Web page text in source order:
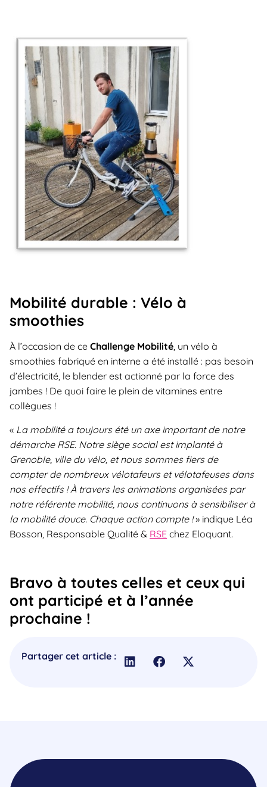
Mobilité durable : Vélo à
smoothies
À l’occasion de ce Challenge Mobilité, un vélo à
smoothies fabriqué en interne a été installé : pas besoin
d’électricité, le blender est actionné par la force des
jambes ! De quoi faire le plein de vitamines entre
collègues !
« La mobilité a toujours été un axe important de notre
démarche RSE. Notre siège social est implanté à
Grenoble, ville du vélo, et nous sommes fiers de
compter de nombreux vélotafeurs et vélotafeuses dans
nos effectifs ! À travers les animations organisées par
notre référente mobilité, nous continuons à sensibiliser à
la mobilité douce. Chaque action compte !» indique Léa
Bosson, Responsable Qualité & RSE chez Eloquant.
Bravo à toutes celles et ceux qui
ont participé et à l’année
prochaine !
Partager cet article :